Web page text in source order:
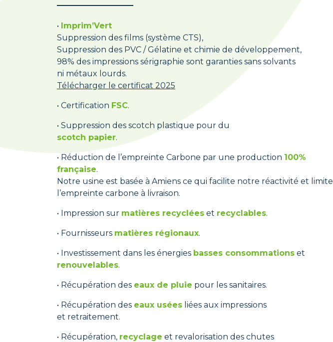
• Imprim’Vert
Suppression des films (système CTS),
Suppression des PVC / Gélatine et chimie de développement,
98% des impressions sérigraphie sont garanties sans solvants
ni métaux lourds.
Télécharger le certificat 2025
• Certification FSC.
• Suppression des scotch plastique pour du
scotch papier.
• Réduction de l’empreinte Carbone par une production 100%
française.
Notre usine est basée à Amiens ce qui facilite notre réactivité et limite
l’empreinte carbone à livraison.
• Impression sur matières recyclées et recyclables.
• Fournisseurs matières régionaux.
• Investissement dans les énergies basses consommations et
renouvelables.
• Récupération des eaux de pluie pour les sanitaires.
• Récupération des eaux usées liées aux impressions
et retraitement.
• Récupération, recyclage et revalorisation des chutes